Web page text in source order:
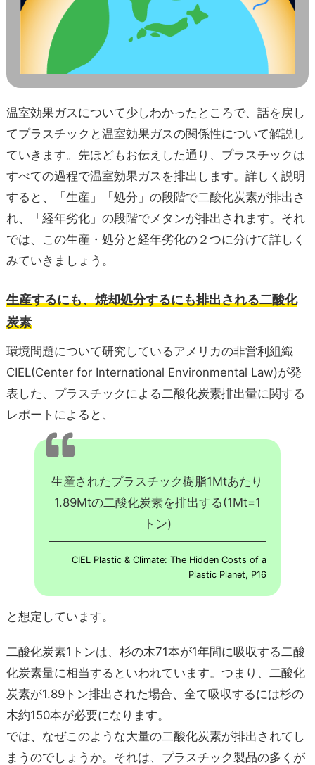
温室効果ガスについて少しわかったところで、話を戻し
てプラスチックと温室効果ガスの関係性について解説し
ていきます。先ほどもお伝えした通り、プラスチックは
すべての過程で温室効果ガスを排出します。詳しく説明
すると、「生産」「処分」の段階で二酸化炭素が排出さ
れ、「経年劣化」の段階でメタンが排出されます。それ
では、この生産・処分と経年劣化の２つに分けて詳しく
みていきましょう。
生産するにも、焼却処分するにも排出される二酸化
炭素
環境問題について研究しているアメリカの非営利組織
CIEL(Center for International Environmental Law)が発
表した、プラスチックによる二酸化炭素排出量に関する
レポートによると、
生産されたプラスチック樹脂1Mtあたり
1.89Mtの二酸化炭素を排出する(1Mt=1
トン)
CIEL Plastic & Climate: The Hidden Costs of a
Plastic Planet, P16
と想定しています。
二酸化炭素1トンは、杉の木71本が1年間に吸収する二酸
化炭素量に相当するといわれています。つまり、二酸化
炭素が1.89トン排出された場合、全て吸収するには杉の
木約150本が必要になります。
では、なぜこのような大量の二酸化炭素が排出されてし
まうのでしょうか。それは、プラスチック製品の多くが